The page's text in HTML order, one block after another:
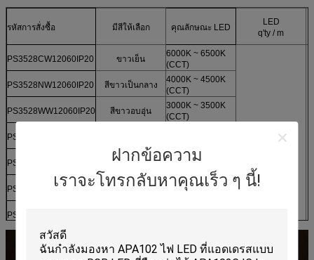
ฝากข้อความ
เราจะโทรกลับหาคุณเร็ว ๆ นี้!
รหัสการสั่งซื้อ มีสีให้เลือก คุณลักษณะ LED
LED
q'ty / m
PS3528CW12060IP20 ขาวเย็น
6000K ~ 6500K
(CCT)
PS3528NW12060IP20 สีขาวเป็นกลาง
4000K ~ 4500K
(CCT)
PS3528WW12060IP20 สีขาวอบอุ่น
3000K ~ 3500K
(CCT)
PS3528R12060IP20
PS3528Y12060IP20 สีเหลือง
580nm ~ 590nm
PS3528B12060IP20 สีน้ำเงิน
460nm ~ 470nm
PS3528G12060IP20